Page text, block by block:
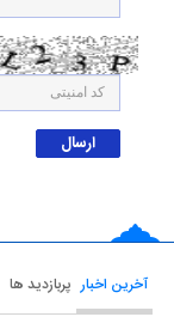
آخرین اخبار پربازدید ها